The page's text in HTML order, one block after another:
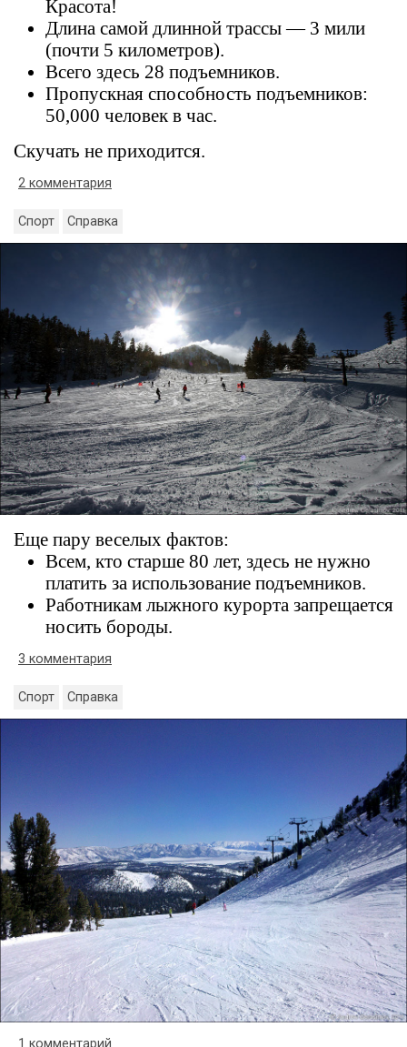
Красота!
Длина самой длинной трассы — 3 мили
(почти 5 километров).
Всего здесь 28 подъемников.
Пропускная способность подъемников:
50,000 человек в час.
Скучать не приходится.
2 комментария
Спорт Справка
Еще пару веселых фактов:
Всем, кто старше 80 лет, здесь не нужно
платить за использование подъемников.
Работникам лыжного курорта запрещается
носить бороды.
3 комментария
Спорт Справка